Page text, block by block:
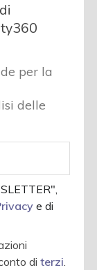
per la
delle
e di
diterzi.